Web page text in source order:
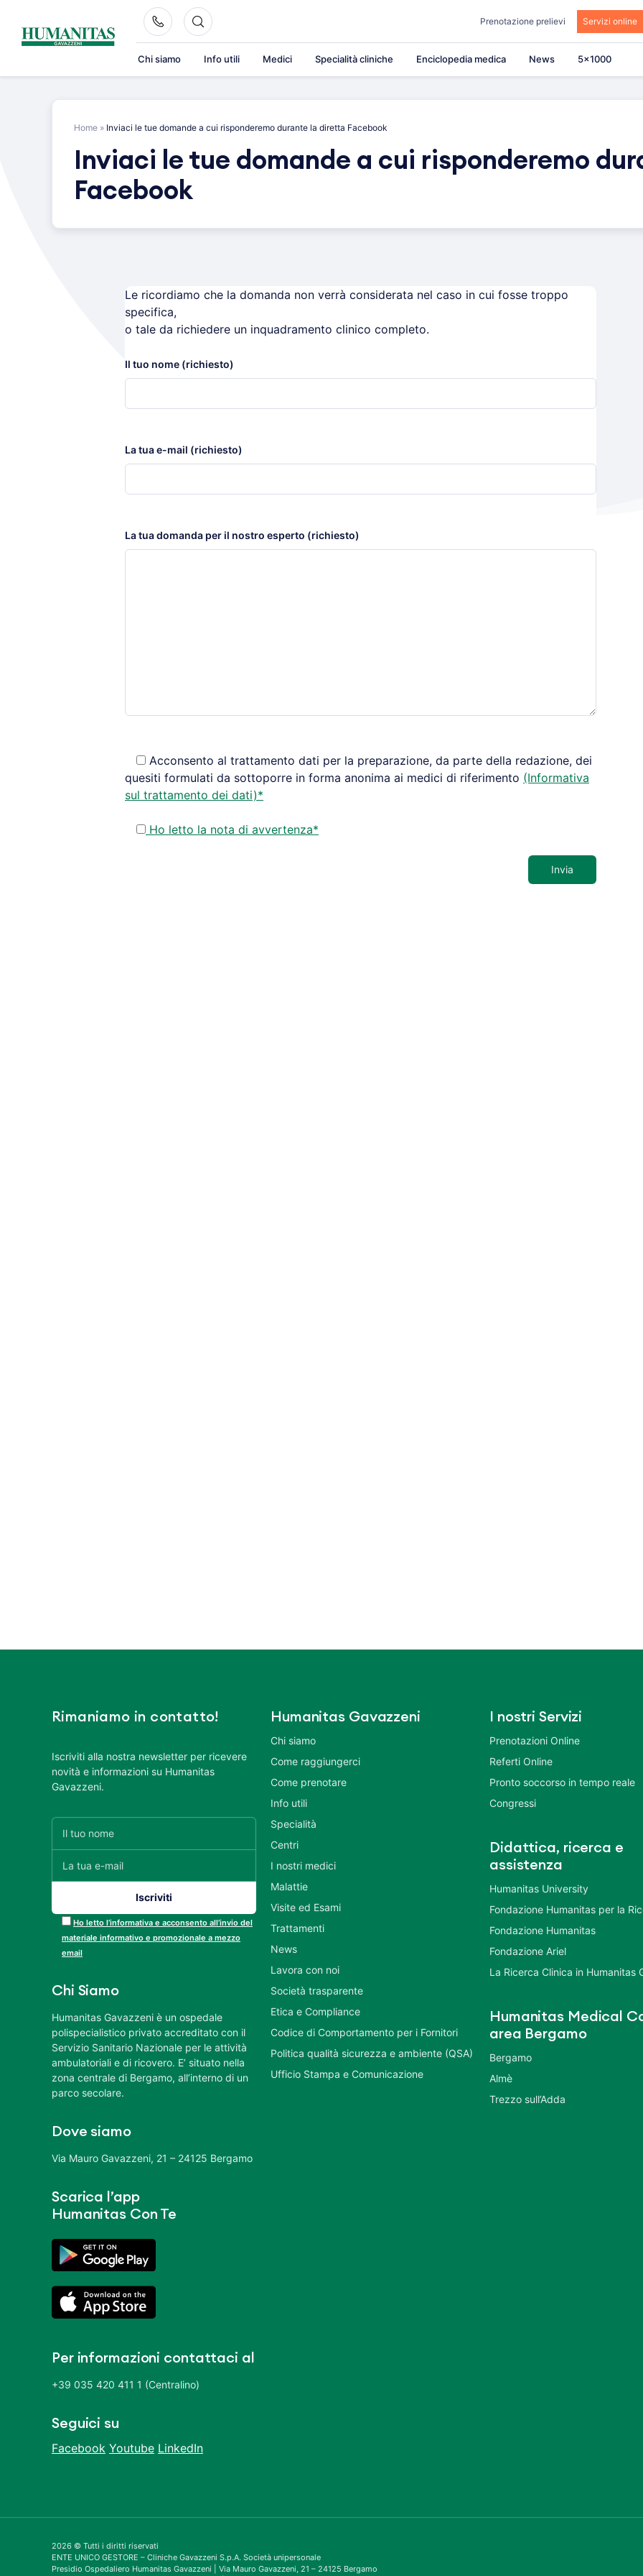
content
Prenotazione prelievi Servizi online
Chi siamo Info utili Medici Specialità cliniche Enciclopedia medica News 5×1000
Home » Inviaci le tue domande a cui risponderemo durante la diretta Facebook
Inviaci le tue domande a cui risponderemo
Facebook
Le ricordiamo che la domanda non verrà considerata nel caso in cui fosse troppo
specifica,
o tale da richiedere un inquadramento clinico completo.
Il tuo nome (richiesto)
La tua e-mail (richiesto)
La tua domanda per il nostro esperto (richiesto)
Acconsento al trattamento dati per la preparazione, da parte della redazione, dei
quesiti formulati da sottoporre in forma anonima ai medici di riferimento (Informativa
sul trattamento dei dati)*
Ho letto la nota di avvertenza*
Rimaniamo in contatto!
Iscriviti alla nostra newsletter per ricevere
novità e informazioni su Humanitas
Gavazzeni.
Ho letto l’informativa e acconsento all’invio del
materiale informativo e promozionale a mezzo
email
Chi Siamo
Humanitas Gavazzeni è un ospedale
polispecialistico privato accreditato con il
Servizio Sanitario Nazionale per le attività
ambulatoriali e di ricovero. E’ situato nella
zona centrale di Bergamo, all’interno di un
parco secolare.
Dove siamo
Via Mauro Gavazzeni, 21 – 24125 Bergamo
Scarica l’app
Humanitas Con Te
Per informazioni contattaci al
+39 035 420 411 1 (Centralino)
Seguici su
Facebook Youtube LinkedIn
Humanitas Gavazzeni
Chi siamo
Come raggiungerci
Come prenotare
Info utili
Specialità
Centri
I nostri medici
Malattie
Visite ed Esami
Trattamenti
News
Lavora con noi
Società trasparente
Etica e Compliance
Codice di Comportamento per i Fornitori
Politica qualità sicurezza e ambiente (QSA)
Ufficio Stampa e Comunicazione
I nostri Servizi
Prenotazioni Online
Referti Online
Pronto soccorso in tempo reale
Congressi
Didattica, ricerca e
assistenza
Humanitas University
Fondazione Humanitas per la
Fondazione Humanitas
Fondazione Ariel
La Ricerca Clinica in Humanitas
Humanitas Medical
area Bergamo
Bergamo
Almè
Trezzo sull’Adda
2026 © Tutti i diritti riservati
ENTE UNICO GESTORE – Cliniche Gavazzeni S.p.A. Società unipersonale
Presidio Ospedaliero Humanitas Gavazzeni | Via Mauro Gavazzeni, 21 – 24125 Bergamo